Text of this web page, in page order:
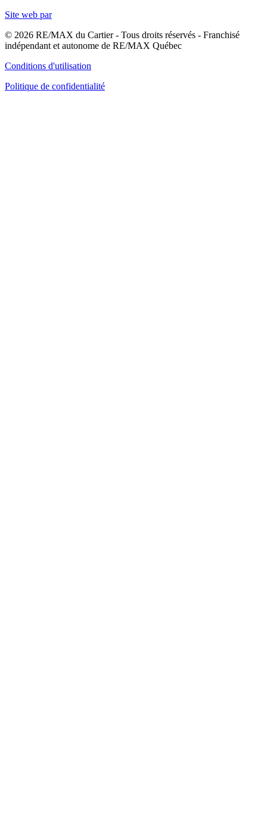
Site web par
© 2026 RE/MAX du Cartier - Tous droits réservés - Franchisé
indépendant et autonome de RE/MAX Québec
Conditions d'utilisation
Politique de confidentialité